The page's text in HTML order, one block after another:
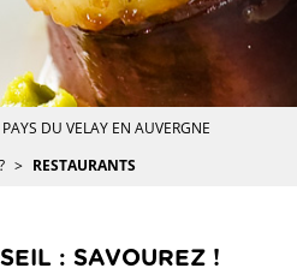
DU VELAY EN AUVERGNE
RESTAURANTS
: SAVOUREZ !